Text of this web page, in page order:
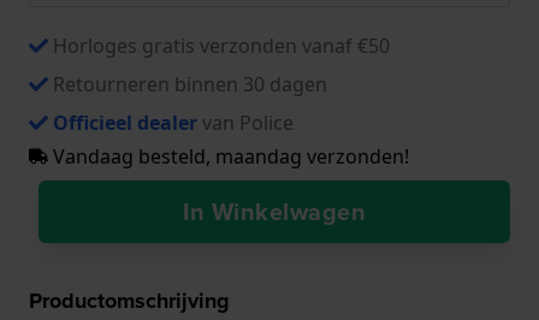
Horloges gratis verzonden vanaf €50
Retourneren binnen 30 dagen
Officieel dealervan Police
Vandaag besteld, maandag verzonden!
In Winkelwagen
Productomschrijving